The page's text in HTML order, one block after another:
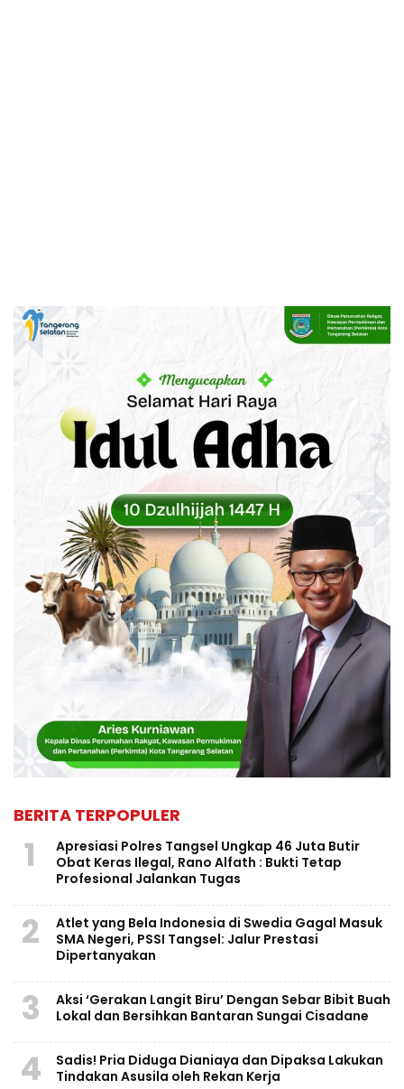
BERITA TERPOPULER
1
Apresiasi Polres Tangsel Ungkap 46 Juta Butir
Obat Keras Ilegal, Rano Alfath : Bukti Tetap
Profesional Jalankan Tugas
2
Atlet yang Bela Indonesia di Swedia Gagal Masuk
SMA Negeri, PSSI Tangsel: Jalur Prestasi
Dipertanyakan
3
Aksi ‘Gerakan Langit Biru’ Dengan Sebar Bibit Buah
Lokal dan Bersihkan Bantaran Sungai Cisadane
4
Sadis! Pria Diduga Dianiaya dan Dipaksa Lakukan
Tindakan Asusila oleh Rekan Kerja